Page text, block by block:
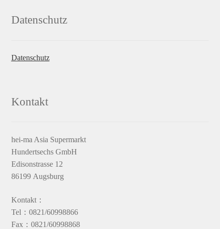
Datenschutz
Datenschutz
Kontakt
hei-ma Asia Supermarkt
Hundertsechs GmbH
Edisonstrasse 12
86199 Augsburg
Kontakt：
Tel：0821/60998866
Fax：0821/60998868